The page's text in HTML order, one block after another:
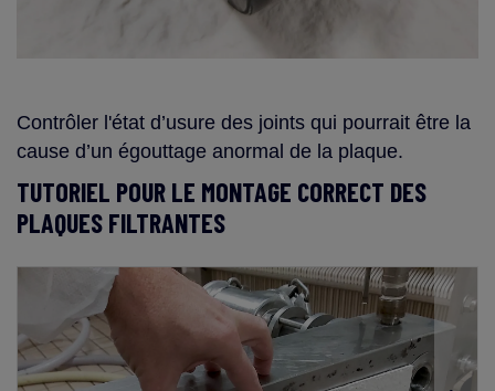
Contrôler l'état d’usure des joints qui pourrait être la
cause d’un égouttage anormal de la plaque.
TUTORIEL POUR LE MONTAGE CORRECT DES
PLAQUES FILTRANTES